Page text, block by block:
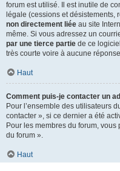
forum est utilisé. Il est inutile de
légale (cessions et désistements,
non directement liée au site
même. Si vous adressez un
par une tierce partie de ce
très courte voire à aucune
Haut
Comment puis-je contacter un
Pour l’ensemble des utilisateurs
contacter », si ce dernier a été
Pour les membres du forum,
du forum ».
Haut